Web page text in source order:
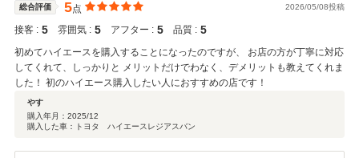
心安全の重視された車種となります。視界も高く乗りやすく運転もし
易いかと思います。これからのカーライフをお楽しみくださいませ。
点検やメンテナンスもお忘れなく。いつもご愛顧誠に有難うございま
す。
総合評価 5点 2026/05/08投稿
接客 : 5 雰囲気 : 5 アフター : 5 品質 : 5
初めてハイエースを購入することになったのですが、 お店の方が丁寧に対応
してくれて、しっかりと メリットだけでわなく、デメリットも教えてくれま
した！ 初のハイエース購入したい人におすすめの店です！
やす
購入年月： 2025/12
購入した車：トヨタ ハイエースレジアスバン